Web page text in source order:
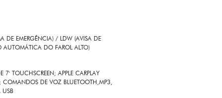
DE EMERGÊNCIA) / LDW (AVISA DE
DO FAROL ALTO)
7' TOUCHSCREEN; APPLE CARPLAY
COMANDOS DE VOZ BLUETOOTH,MP3,
USB